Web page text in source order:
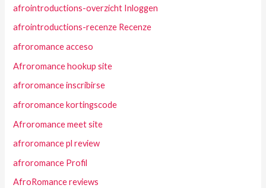
afrointroductions-overzicht Inloggen
afrointroductions-recenze Recenze
afroromance acceso
Afroromance hookup site
afroromance inscribirse
afroromance kortingscode
Afroromance meet site
afroromance pl review
afroromance Profil
AfroRomance reviews